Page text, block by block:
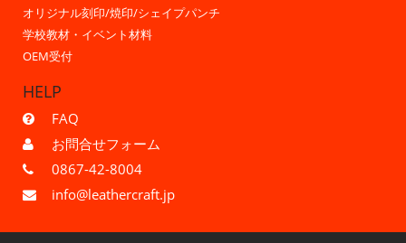
オリジナル刻印/焼印/シェイプパンチ
学校教材・イベント材料
OEM受付
HELP
FAQ
お問合せフォーム
0867-42-8004
info@leathercraft.jp